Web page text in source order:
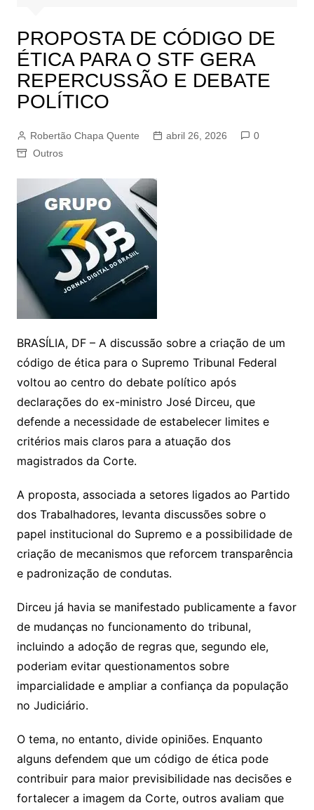
PROPOSTA DE CÓDIGO DE
ÉTICA PARA O STF GERA
REPERCUSSÃO E DEBATE
POLÍTICO
Robertão Chapa Quente abril 26, 2026
0
Outros
BRASÍLIA, DF – A discussão sobre a criação de um
código de ética para o Supremo Tribunal Federal
voltou ao centro do debate político após
declarações do ex-ministro José Dirceu, que
defende a necessidade de estabelecer limites e
critérios mais claros para a atuação dos
magistrados da Corte.
A proposta, associada a setores ligados ao Partido
dos Trabalhadores, levanta discussões sobre o
papel institucional do Supremo e a possibilidade de
criação de mecanismos que reforcem transparência
e padronização de condutas.
Dirceu já havia se manifestado publicamente a favor
de mudanças no funcionamento do tribunal,
incluindo a adoção de regras que, segundo ele,
poderiam evitar questionamentos sobre
imparcialidade e ampliar a confiança da população
no Judiciário.
O tema, no entanto, divide opiniões. Enquanto
alguns defendem que um código de ética pode
contribuir para maior previsibilidade nas decisões e
fortalecer a imagem da Corte, outros avaliam que